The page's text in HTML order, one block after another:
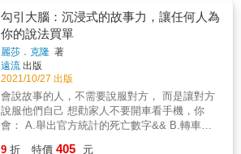
果可能完全不同。 【本篇重點】 ‧如何一開口
就得人疼？好EQ是關鍵！ ‧賤嘴難防？巧妙閃
躲有方法，才能明哲保身。 & ◎為何賈伯斯、
歐巴馬都能完美脫稿演出？ 平常缺乏說話練習
與心理準備的人，遇到臨時需要發表意見的場
合，十之八九會緊張激動、腦中一
個文案公式！ 本書不講心法，不講無法馬上應
用的技巧，「實例」就是一切！ 透過「情境分
類」文案公式、「圖像呈現」經典文案， 讓你
寫文案再也不怕卡關，與設計溝通再也不怕鬼
打牆！ & ※ 想要「抓住受眾的眼球，引發好奇
心」，就翻到Chapter 1。 ※ 想要「塑造品牌權
威，展現品牌／產品獨一無二的力量」，就看
Chapter 2。 ※ 想要「展現果決堅定，強勢侵入
者、行銷人、專案執行者！*** 在這個用影片宣
傳、行銷、說明、導購的時代，即使你不是導
演、編劇、攝影師或任何影片製作專業工作
者，就算是一個公司內的小小企畫，都可能被
賦予一個幫公司產品、政策、活動、品牌「拍
一個廣告行銷影片」的任務！ 你是被交付影片
任務的行銷企劃嗎？導演教你做出客戶、觀眾
都滿意的影片 品牌公司、產品公司、公關行銷
公司、公部門或展覽單位的行銷企劃人員，常
常被交付任務要拍產品、政策、品牌的宣傳影
勾引大腦：沉浸式的故事力，讓任何人為
你的說法買單
麗莎．克隆 著
遠流 出版
2021/10/27 出版
會說故事的人，不需要說服對方， 而是讓對方
說服他們自己 想勸家人不要開車看手機，你
會： A.舉出官方統計的死亡數字&& B.轉車禍
9 折 特價 405 元